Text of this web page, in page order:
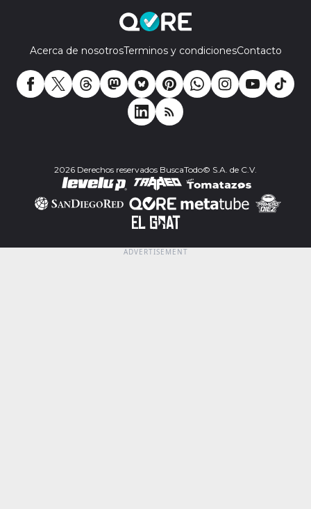
Acerca de nosotrosTerminos y condicionesContacto
2026 Derechos reservados BuscaTodo© S.A. de C.V.